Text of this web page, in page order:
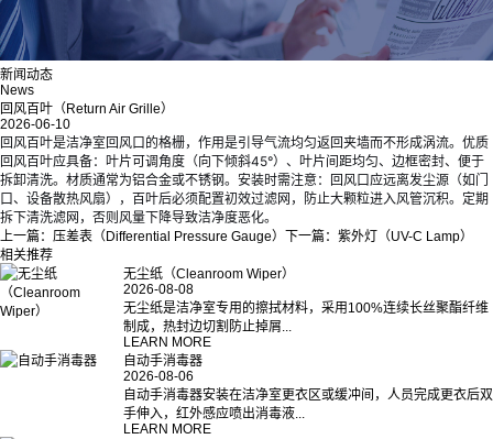
新闻动态
News
回风百叶（Return Air Grille）
2026-06-10
回风百叶是洁净室回风口的格栅，作用是引导气流均匀返回夹墙而不形成涡流。优质
回风百叶应具备：叶片可调角度（向下倾斜45°）、叶片间距均匀、边框密封、便于
拆卸清洗。材质通常为铝合金或不锈钢。安装时需注意：回风口应远离发尘源（如门
口、设备散热风扇），百叶后必须配置初效过滤网，防止大颗粒进入风管沉积。定期
拆下清洗滤网，否则风量下降导致洁净度恶化。
上一篇： 压差表（Differential Pressure Gauge） 下一篇： 紫外灯（UV-C Lamp）
相关推荐
无尘纸（Cleanroom Wiper）
2026-08-08
无尘纸是洁净室专用的擦拭材料，采用100%连续长丝聚酯纤维
制成，热封边切割防止掉屑...
LEARN MORE
自动手消毒器
2026-08-06
自动手消毒器安装在洁净室更衣区或缓冲间，人员完成更衣后双
手伸入，红外感应喷出消毒液...
LEARN MORE